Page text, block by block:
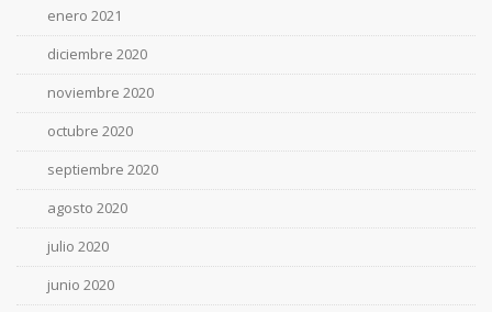
enero 2021
diciembre 2020
noviembre 2020
octubre 2020
septiembre 2020
agosto 2020
julio 2020
junio 2020